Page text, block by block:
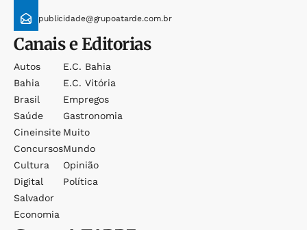
publicidade@grupoatarde.com.br
Canais e Editorias
Autos
Bahia
Brasil
Saúde
Cineinsite
Concursos
Cultura
Digital
Salvador
Economia
E.c. Bahia
E.c. Vitória
Empregos
Gastronomia
Muito
Mundo
Opinião
Política